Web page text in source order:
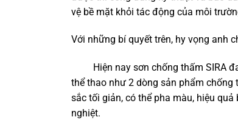
vệ bề mặt khỏi tác động của môi
Với những bí quyết trên, hy vọng anh
Hiện nay sơn chống thấm SIRA
thể thao như 2 dòng sản phẩm chống
sắc tối giản, có thể pha màu, hiệu
nghiệt.